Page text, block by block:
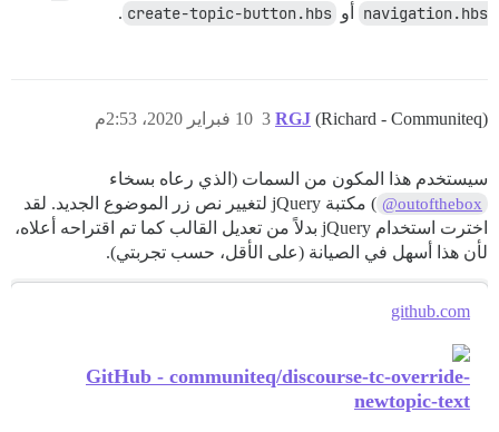
navigation.hbs
أو create-topic-button.hbs
.
RGJ (Richard - Communiteq) 10 فبراير 2020، 2:53م 3
سيستخدم هذا المكون من السمات (الذي رعاه بسخاء
@outofthebox
) مكتبة jQuery لتغيير نص زر الموضوع الجديد. لقد
اخترت استخدام jQuery بدلاً من تعديل القالب كما تم اقتراحه أعلاه،
لأن هذا أسهل في الصيانة (على الأقل، حسب تجربتي).
github.com
GitHub - communiteq/discourse-tc-override-
newtopic-text